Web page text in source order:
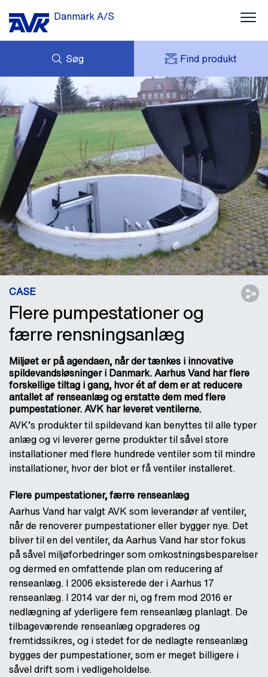
Danmark A/S
Søg Find produkt
NYHEDER
DOWNLOADS
CASES
OM OS
KONTAKT OS
FORESPØRG
MIT AVK
AVK HOLDING (GROUP)
PRISLISTE
CASE
Flere pumpestationer og
færre rensningsanlæg
Miljøet er på agendaen, når der tænkes i innovative
spildevandsløsninger i Danmark. Aarhus Vand har flere
forskellige tiltag i gang, hvor ét af dem er at reducere
antallet af renseanlæg og erstatte dem med flere
pumpestationer. AVK har leveret ventilerne.
AVK’s produkter til spildevand kan benyttes til alle typer
anlæg og vi leverer gerne produkter til såvel store
installationer med flere hundrede ventiler som til mindre
installationer, hvor der blot er få ventiler installeret.
Flere pumpestationer, færre renseanlæg
Aarhus Vand har valgt AVK som leverandør af ventiler,
når de renoverer pumpestationer eller bygger nye. Det
bliver til en del ventiler, da Aarhus Vand har stor fokus
på såvel miljøforbedringer som omkostningsbesparelser
og dermed en omfattende plan om reducering af
renseanlæg. I 2006 eksisterede der i Aarhus 17
renseanlæg. I 2014 var der ni, og frem mod 2016 er
nedlægning af yderligere fem renseanlæg planlagt. De
tilbageværende renseanlæg opgraderes og
fremtidssikres, og i stedet for de nedlagte renseanlæg
bygges der pumpestationer, som er meget billigere i
såvel drift som i vedligeholdelse.